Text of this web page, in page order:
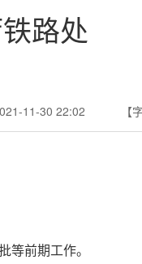
路处
11-30 22:02 【
前期工作。